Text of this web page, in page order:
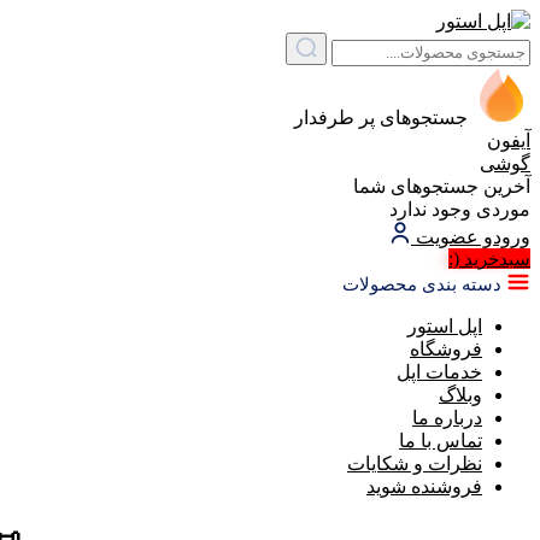
جستجوهای پر طرفدار
آیفون
گوشی
آخرین جستجوهای شما
موردی وجود ندارد
ورودو عضویت
سبد‌خرید (:
دسته بندی محصولات
اپل استور
فروشگاه
خدمات اپل
وبلاگ
درباره ما
تماس با ما
نظرات و شکایات
فروشنده شوید